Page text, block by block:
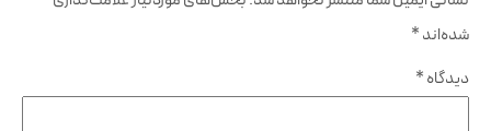
شده‌اند*
دیدگاه*